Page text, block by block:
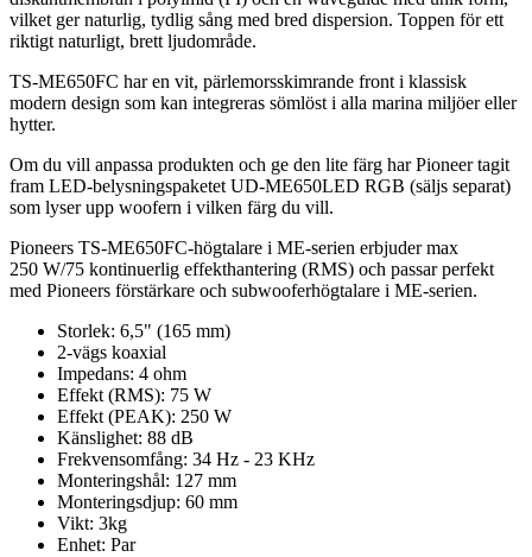
vilket ger naturlig, tydlig sång med bred dispersion. Toppen för ett
riktigt naturligt, brett ljudområde.
TS-ME650FC har en vit, pärlemorsskimrande front i klassisk
modern design som kan integreras sömlöst i alla marina miljöer eller
hytter.
Om du vill anpassa produkten och ge den lite färg har Pioneer tagit
fram LED-belysningspaketet UD-ME650LED RGB (säljs separat)
som lyser upp woofern i vilken färg du vill.
Pioneers TS-ME650FC-högtalare i ME-serien erbjuder max
250 W/75 kontinuerlig effekthantering (RMS) och passar perfekt
med Pioneers förstärkare och subwooferhögtalare i ME-serien.
Storlek: 6,5" (165 mm)
2-vägs koaxial
Impedans: 4 ohm
Effekt (RMS): 75 W
Effekt (PEAK): 250 W
Känslighet: 88 dB
Frekvensomfång: 34 Hz - 23 KHz
Monteringshål: 127 mm
Monteringsdjup: 60 mm
Vikt: 3kg
Enhet: Par